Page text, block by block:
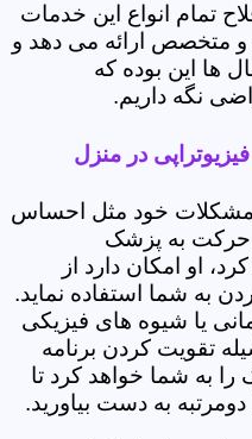
تمام انواع این خدمات
و متخصص ارائه می دهد و
ها این بوده که
نگه داریم.
در منزل
مشکلات خود مثل احساس
حرکت به پزشک
او امکان دارد از
به شما استفاده نماید.
یا شیوه های فیزیکی
تقویت کردن برنامه
را به شما خواهد کرد تا
به دست بیاورید.